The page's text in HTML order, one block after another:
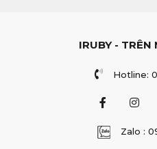
IRUBY - TRÊN
Hotline:
Zalo :